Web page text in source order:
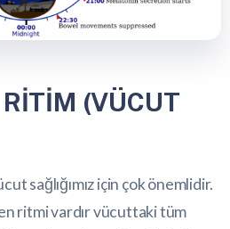
(VÜCUT
sağlığımız için çok önemlidir.
ritmi vardır vücuttaki tüm